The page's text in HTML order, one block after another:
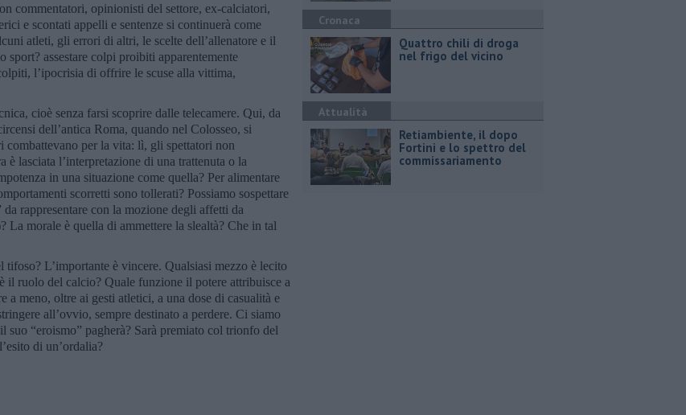
commentatori, opinionisti del settore, ex-calciatori,
e scontati appelli e sentenze si continuerà come
atleti, gli errori di altri, le scelte dell’allenatore e il
assestare colpi proibiti apparentemente
l’ipocrisia di offrire le scuse alla vittima,
cioè senza farsi scoprire dalle telecamere. Qui, da
dell’antica Roma, quando nel Colosseo, si
per la vita: lì, gli spettatori non
lasciata l’interpretazione di una trattenuta o la
in una situazione come quella? Per alimentare
scorretti sono tollerati? Possiamo sospettare
rappresentare con la mozione degli affetti da
La morale è quella di ammettere la slealtà? Che in tal
L’importante è vincere. Qualsiasi mezzo è lecito
il ruolo del calcio? Quale funzione il potere attribuisce a
a meno, oltre ai gesti atletici, a una dose di casualità e
all’ovvio, sempre destinato a perdere. Ci siamo
“eroismo” pagherà? Sarà premiato col trionfo del
di un’ordalia?
Cronaca
Quattro chili di droga
nel frigo del vicino
Attualità
Retiambiente, il dopo
Fortini e lo spettro del
commissariamento